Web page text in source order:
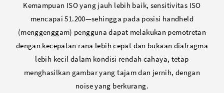
Kemampuan ISO yang jauh lebih baik, sensitivitas ISO
mencapai 51.200—sehingga pada posisi handheld
(menggenggam) pengguna dapat melakukan pemotretan
dengan kecepatan rana lebih cepat dan bukaan diafragma
lebih kecil dalam kondisi rendah cahaya, tetap
menghasilkan gambar yang tajam dan jernih, dengan
noise yang berkurang.